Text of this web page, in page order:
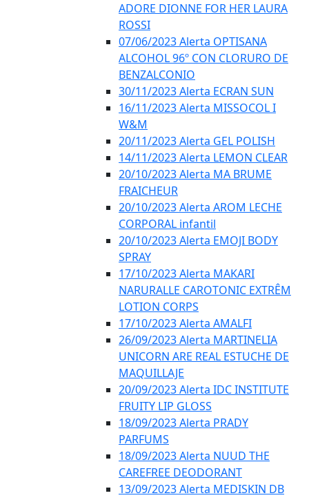
ADORE DIONNE FOR HER LAURA
ROSSI
07/06/2023 Alerta OPTISANA
ALCOHOL 96º CON CLORURO DE
BENZALCONIO
30/11/2023 Alerta ECRAN SUN
16/11/2023 Alerta MISSOCOL I
W&M
20/11/2023 Alerta GEL POLISH
14/11/2023 Alerta LEMON CLEAR
20/10/2023 Alerta MA BRUME
FRAICHEUR
20/10/2023 Alerta AROM LECHE
CORPORAL infantil
20/10/2023 Alerta EMOJI BODY
SPRAY
17/10/2023 Alerta MAKARI
NARURALLE CAROTONIC EXTRÊM
LOTION CORPS
17/10/2023 Alerta AMALFI
26/09/2023 Alerta MARTINELIA
UNICORN ARE REAL ESTUCHE DE
MAQUILLAJE
20/09/2023 Alerta IDC INSTITUTE
FRUITY LIP GLOSS
18/09/2023 Alerta PRADY
PARFUMS
18/09/2023 Alerta NUUD THE
CAREFREE DEODORANT
13/09/2023 Alerta MEDISKIN DB